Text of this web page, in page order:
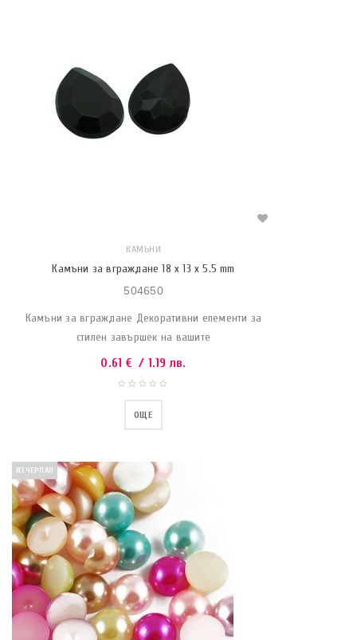
КАМЪНИ
Камъни за вграждане 18 x 13 x 5.5 mm
504650
Камъни за вграждане Декоративни елементи за
стилен завършек на вашите
0.61 € / 1.19 лв.
ОЩЕ
ИЗЧЕРПАН